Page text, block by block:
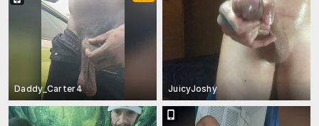
Daddy_Carter4 JuicyJoshy